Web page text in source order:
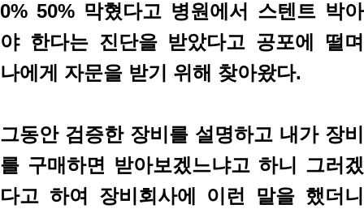
0% 50% 막혔다고 병원에서 스텐트 박아
야 한다는 진단을 받았다고 공포에 떨며
나에게 자문을 받기 위해 찾아왔다.
그동안 검증한 장비를 설명하고 내가 장비
를 구매하면 받아보겠느냐고 하니 그러겠
다고 하여 장비회사에 이런 말을 했더니